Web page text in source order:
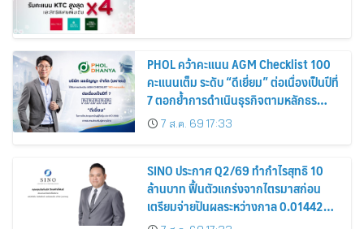
PHOL คว้าคะแนน AGM Checklist 100
คะแนนเต็ม ระดับ “ดีเยี่ยม” ต่อเนื่องเป็นปีที่
7 ตอกย้ำการดำเนินธุรกิจตามหลักธร
รมาภิบาล โปร่งใส สร้างความเชื่อมั่นผู้ถือ
หุ้น
7 ส.ค. 69 17:33
SINO ประกาศ Q2/69 ทำกำไรสุทธิ 10
ล้านบาท ฟื้นตัวแกร่งจากไตรมาสก่อน
เตรียมจ่ายปันผลระหว่างกาล 0.014423
บาทต่อหุ้น ครึ่งปีหลังมุ่งเติบโตต่อเนื่อง